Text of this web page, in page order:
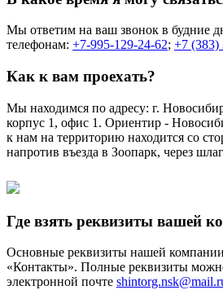
Мы ответим на ваш звонок в будние
телефонам: +7-995-129-24-62; +7 (383)
Как к вам проехать?
Мы находимся по адресу: г.
корпус 1, офис 1. Ориентир -
к нам на территорию находится со
напротив въезда в Зоопарк, через
Где взять реквизиты вашей
Основные реквизиты нашей компании
«Контакты». Полные реквизиты
электронной почте